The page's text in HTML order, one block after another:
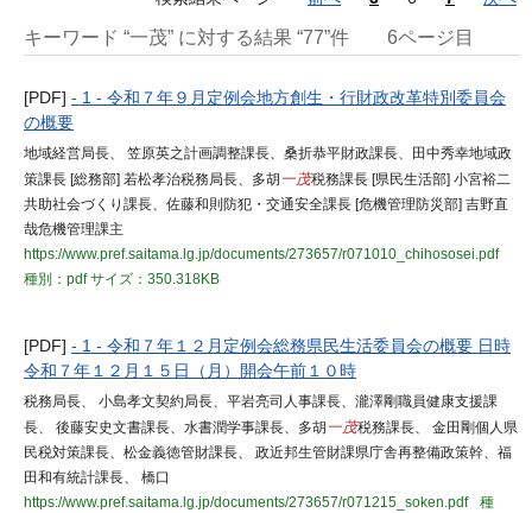
キーワード “一茂” に対する結果 “77”件 6ページ目
[PDF] - 1 - 令和７年９月定例会地方創生・行財政改革特別委員会
の概要
地域経営局長、 笠原英之計画調整課長、桑折恭平財政課長、田中秀幸地域政
策課長 [総務部] 若松孝治税務局長、多胡 一茂税務課長 [県民生活部] 小宮裕二
共助社会づくり課長、佐藤和則防犯・交通安全課長 [危機管理防災部] 吉野直
哉危機管理課主
https://www.pref.saitama.lg.jp/documents/273657/r071010_chihososei.pdf
種別：pdfサイズ：350.318KB
[PDF] - 1 - 令和７年１２月定例会総務県民生活委員会の概要 日時
令和７年１２月１５日（月）開会午前１０時
税務局長、 小島孝文契約局長、平岩亮司人事課長、瀧澤剛職員健康支援課
長、 後藤安史文書課長、水書潤学事課長、多胡 一茂税務課長、 金田剛個人県
民税対策課長、松金義徳管財課長、 政近邦生管財課県庁舎再整備政策幹、福
田和有統計課長、 橋口
https://www.pref.saitama.lg.jp/documents/273657/r071215_soken.pdf
種